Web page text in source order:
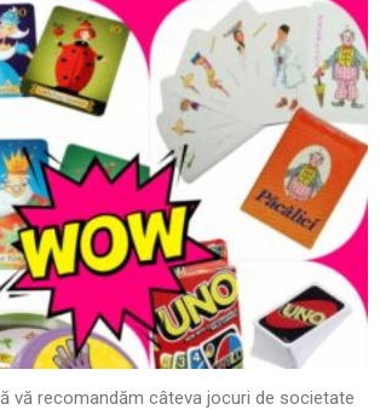
vă recomandăm câteva jocuri de societate